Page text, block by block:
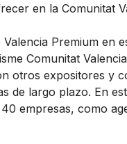
en la Comunitat
Premium en
Comunitat
otros expositores y
de largo plazo. En
empresas, como